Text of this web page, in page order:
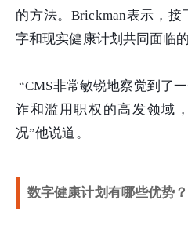
的方法。Brickman表示，
字和现实健康计划共同面临
“CMS非常敏锐地察觉到了
诈和滥用职权的高发领域
况”他说道。
数字健康计划有哪些优势？